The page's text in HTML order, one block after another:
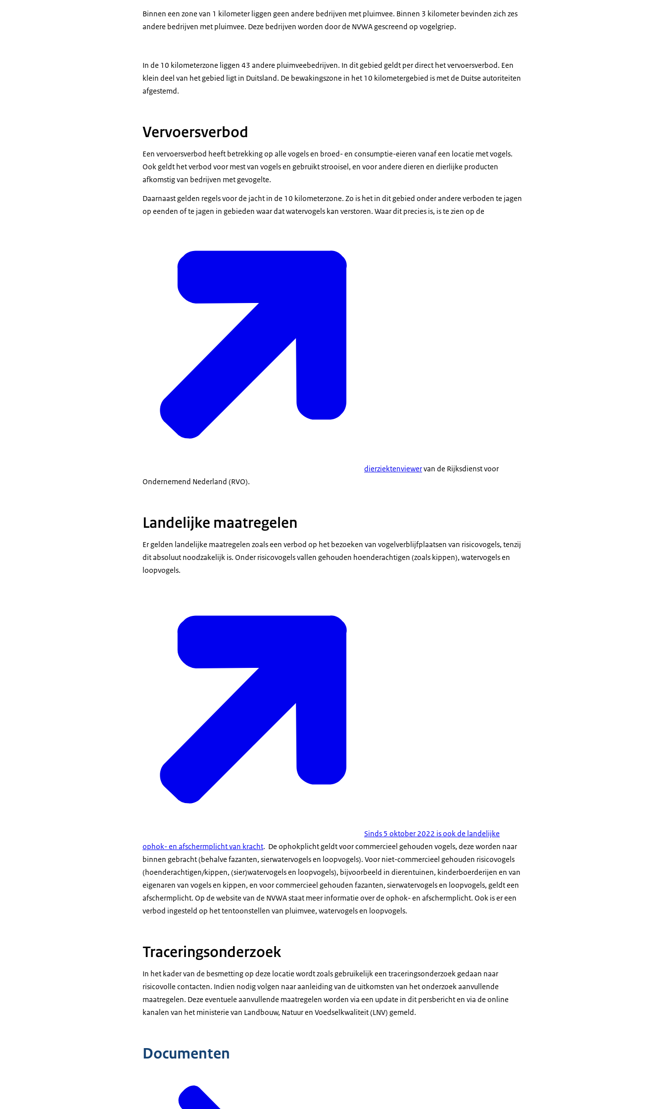
Binnen een zone van 1 kilometer liggen geen andere bedrijven met pluimvee. Binnen 3 kilometer bevinden zich zes
andere bedrijven met pluimvee. Deze bedrijven worden door de NVWA gescreend op vogelgriep.
In de 10 kilometerzone liggen 43 andere pluimveebedrijven. In dit gebied geldt per direct het vervoersverbod. Een
klein deel van het gebied ligt in Duitsland. De bewakingszone in het 10 kilometergebied is met de Duitse autoriteiten
afgestemd.
Vervoersverbod
Een vervoersverbod heeft betrekking op alle vogels en broed- en consumptie-eieren vanaf een locatie met vogels.
Ook geldt het verbod voor mest van vogels en gebruikt strooisel, en voor andere dieren en dierlijke producten
afkomstig van bedrijven met gevogelte.
Daarnaast gelden regels voor de jacht in de 10 kilometerzone. Zo is het in dit gebied onder andere verboden te jagen
op eenden of te jagen in gebieden waar dat watervogels kan verstoren. Waar dit precies is, is te zien op de
dierziektenviewervan de Rijksdienst voor
Ondernemend Nederland (RVO).
Landelijke maatregelen
Er gelden landelijke maatregelen zoals een verbod op het bezoeken van vogelverblijfplaatsen van risicovogels, tenzij
dit absoluut noodzakelijk is. Onder risicovogels vallen gehouden hoenderachtigen (zoals kippen), watervogels en
loopvogels.
Sinds 5 oktober 2022 is ook de landelijke
ophok- en afschermplicht van kracht. De ophokplicht geldt voor commercieel gehouden vogels, deze worden naar
binnen gebracht (behalve fazanten, sierwatervogels en loopvogels). Voor niet-commercieel gehouden risicovogels
(hoenderachtigen/kippen, (sier)watervogels en loopvogels), bijvoorbeeld in dierentuinen, kinderboerderijen en van
eigenaren van vogels en kippen, en voor commercieel gehouden fazanten, sierwatervogels en loopvogels, geldt een
afschermplicht. Op de website van de NVWA staat meer informatie over de ophok- en afschermplicht. Ook is er een
verbod ingesteld op het tentoonstellen van pluimvee, watervogels en loopvogels.
Traceringsonderzoek
In het kader van de besmetting op deze locatie wordt zoals gebruikelijk een traceringsonderzoek gedaan naar
risicovolle contacten. Indien nodig volgen naar aanleiding van de uitkomsten van het onderzoek aanvullende
maatregelen. Deze eventuele aanvullende maatregelen worden via een update in dit persbericht en via de online
kanalen van het ministerie van Landbouw, Natuur en Voedselkwaliteit (LNV) gemeld.
Documenten